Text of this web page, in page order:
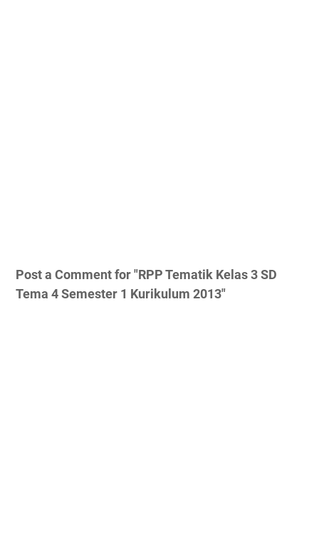
Post a Comment for "RPP Tematik Kelas 3 SD
Tema 4 Semester 1 Kurikulum 2013"